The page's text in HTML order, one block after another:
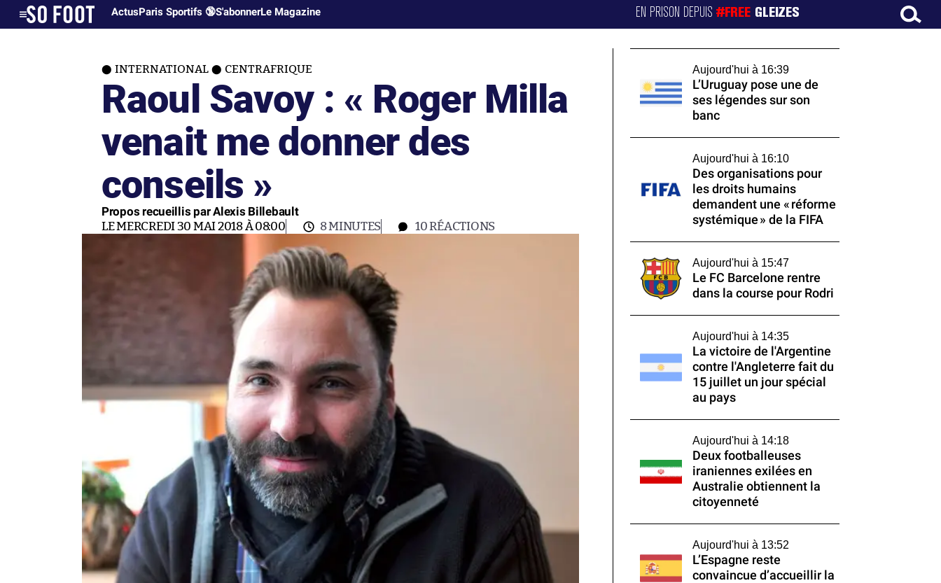
ActusParis Sportifs 🔞S'abonnerLe Magazine EN PRISON DEPUIS#FREE GLEIZES
INTERNATIONAL CENTRAFRIQUE
Raoul Savoy : « Roger Milla
venait me donner des
conseils »
Propos recueillis par Alexis Billebault
LE MERCREDI 30 MAI 2018 À 08:00 8 MINUTES 10RÉACTIONS
Aujourd'hui à 16:39
L’Uruguay pose une de
ses légendes sur son
banc
Aujourd'hui à 16:10
Des organisations pour
les droits humains
demandent une « réforme
systémique » de la FIFA
Aujourd'hui à 15:47
Le FC Barcelone rentre
dans la course pour Rodri
Aujourd'hui à 14:35
La victoire de l'Argentine
contre l'Angleterre fait du
15 juillet un jour spécial
au pays
Aujourd'hui à 14:18
Deux footballeuses
iraniennes exilées en
Australie obtiennent la
citoyenneté
Aujourd'hui à 13:52
L’Espagne reste
convaincue d’accueillir la